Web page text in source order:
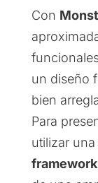
Con
un diseño
bien
Para
utilizar